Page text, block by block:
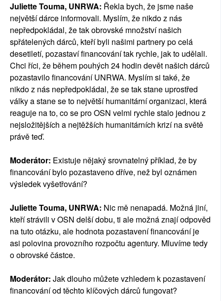
Juliette Touma, UNRWA: Řekla bych, že jsme naše
největší dárce informovali. Myslím, že nikdo z nás
nepředpokládal, že tak obrovské množství našich
spřátelených dárců, kteří byli našimi partnery po celá
desetiletí, pozastaví financování tak rychle, jak to udělali.
Chci říci, že během pouhých 24 hodin devět našich dárců
pozastavilo financování UNRWA. Myslím si také, že
nikdo z nás nepředpokládal, že se tak stane uprostřed
války a stane se to největší humanitární organizaci, která
reaguje na to, co se pro OSN velmi rychle stalo jednou z
nejsložitějších a nejtěžších humanitárních krizí na světě
právě teď.
Moderátor: Existuje nějaký srovnatelný příklad, že by
financování bylo pozastaveno dříve, než byl oznámen
výsledek vyšetřování?
Juliette Touma, UNRWA: Nic mě nenapadá. Možná jiní,
kteří strávili v OSN delší dobu, ti ale možná znají odpověď
na tuto otázku, ale hodnota pozastavení financování je
asi polovina provozního rozpočtu agentury. Mluvíme tedy
o obrovské částce.
Moderátor: Jak dlouho můžete vzhledem k pozastavení
financování od těchto klíčových dárců fungovat?